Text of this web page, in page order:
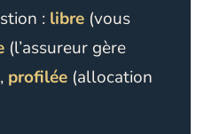
: libre (vous
(l’assureur gère
profilée (allocation